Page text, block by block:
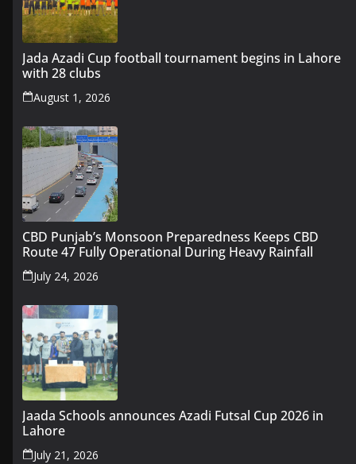
Jada Azadi Cup football tournament begins in Lahore
with 28 clubs
August 1, 2026
CBD Punjab’s Monsoon Preparedness Keeps CBD
Route 47 Fully Operational During Heavy Rainfall
July 24, 2026
Jaada Schools announces Azadi Futsal Cup 2026 in
Lahore
July 21, 2026